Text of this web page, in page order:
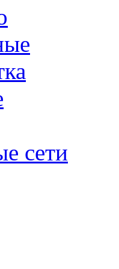
сети